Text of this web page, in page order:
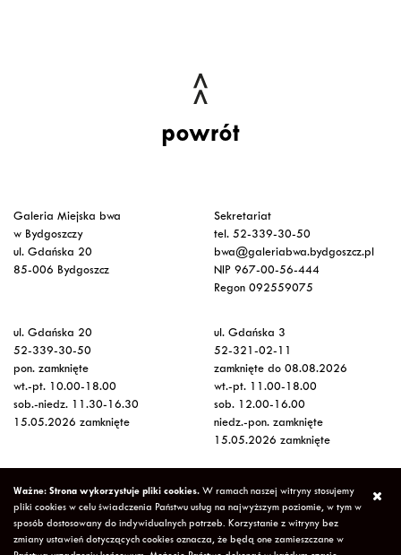
powrót
Galeria Miejska bwa
w Bydgoszczy
ul. Gdańska 20
85-006 Bydgoszcz
Sekretariat
tel. 52-339-30-50
bwa@galeriabwa.bydgoszcz.pl
NIP 967-00-56-444
Regon 092559075
ul. Gdańska 20
52-339-30-50
pon. zamknięte
wt.-pt. 10.00-18.00
sob.-niedz. 11.30-16.30
15.05.2026 zamknięte
ul. Gdańska 3
52-321-02-11
zamknięte do 08.08.2026
wt.-pt. 11.00-18.00
sob. 12.00-16.00
niedz.-pon. zamknięte
15.05.2026 zamknięte
Wstęp na wystawy
bezpłatny
Copyright © 2026 Galeria Miejska bwa w Bydgoszczy Polityka
Ważne: Strona wykorzystuje pliki cookies. W ramach naszej witryny stosujemy
pliki cookies w celu świadczenia Państwu usług na najwyższym poziomie, w tym w
sposób dostosowany do indywidualnych potrzeb. Korzystanie z witryny bez
zmiany ustawień dotyczących cookies oznacza, że będą one zamieszczane w